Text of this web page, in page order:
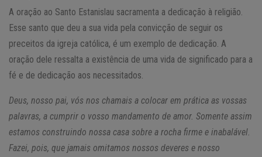
A oração ao Santo Estanislau sacramenta a dedicação à religião.
Esse santo que deu a sua vida pela convicção de seguir os
preceitos da igreja católica, é um exemplo de dedicação. A
oração dele ressalta a existência de uma vida de significado para a
fé e de dedicação aos necessitados.
Deus, nosso pai, vós nos chamais a colocar em prática as vossas
palavras, a cumprir o vosso mandamento de amor. Somente assim
estamos construindo nossa casa sobre a rocha firme e inabalável.
Fazei, pois, que jamais omitamos nossos deveres e nosso